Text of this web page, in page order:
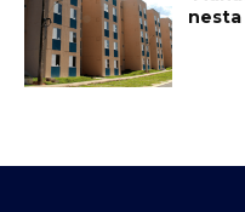
nesta